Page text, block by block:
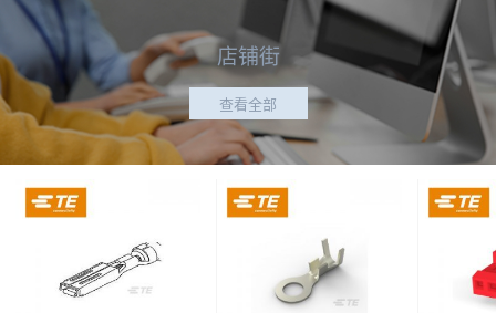
店铺街
查看全部